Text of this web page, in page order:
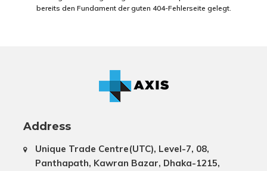
bereits den Fundament der guten 404-Fehlerseite gelegt.
Address
Unique Trade Centre(UTC), Level-7, 08,
Panthapath, Kawran Bazar, Dhaka-1215,